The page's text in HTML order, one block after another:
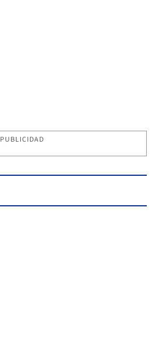
PUBLICIDAD